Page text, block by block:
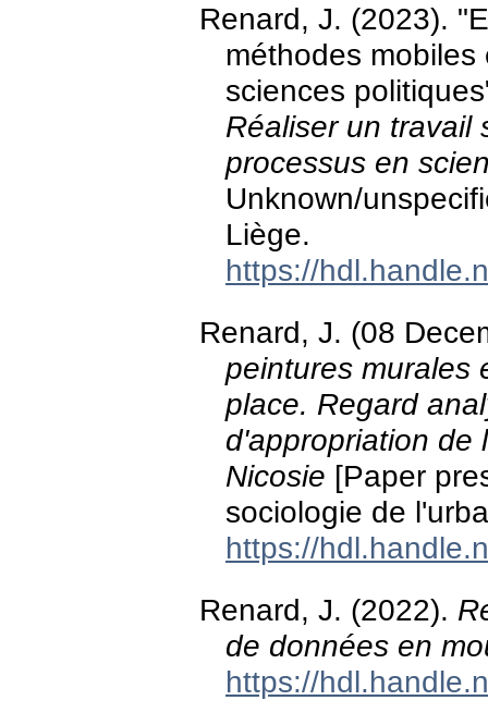
Renard, J. (2023).
méthodes
sciences
Réaliser un travail
processus en
Unknown/
Liège.
https://
Renard, J. (08
peintures murales
place. Regard
d'appropriation de
Nicosie [Paper
sociologie de
https://
Renard, J. (2022).
de données en
https://